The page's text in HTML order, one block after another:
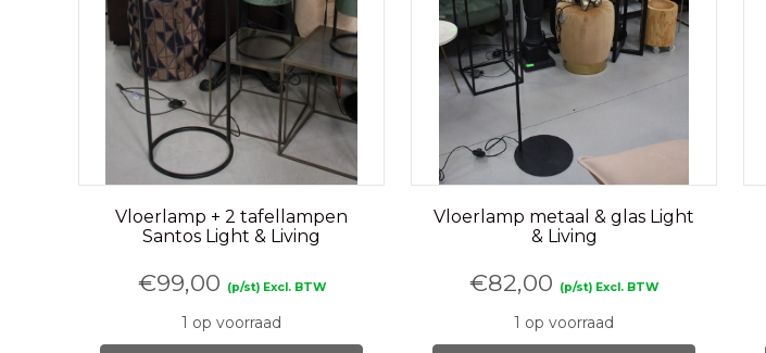
Vloerlamp + 2 tafellampen
Santos Light & Living
€99,00 (p/st) Excl. BTW
1 op voorraad
Vloerlamp metaal & glas Light
& Living
€82,00 (p/st) Excl. BTW
1 op voorraad